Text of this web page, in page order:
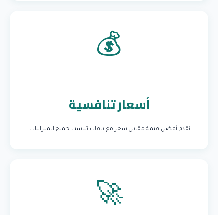
💰
أسعار تنافسية
نقدم أفضل قيمة مقابل سعر مع باقات تناسب جميع الميزانيات.
🚀